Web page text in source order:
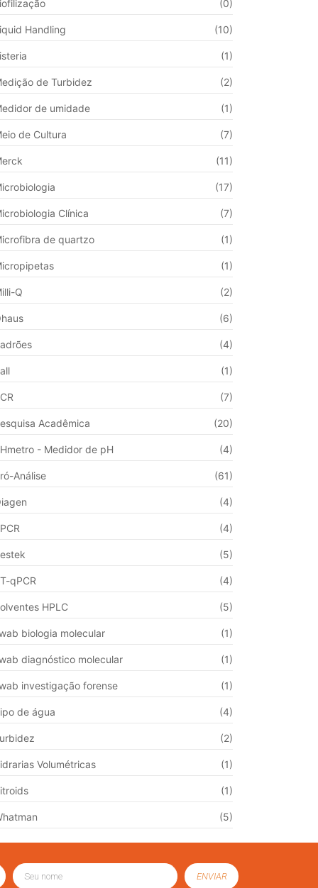
(0)
Handling (10)
(1)
de Turbidez (2)
de umidade (1)
de Cultura (7)
(11)
(17)
Clínica (7)
de quartzo (1)
(1)
Q (2)
(6)
(4)
(1)
(7)
Acadêmica (20)
- Medidor de pH (4)
Análise (61)
(4)
(4)
(5)
qPCR (4)
HPLC (5)
biologia molecular (1)
diagnóstico molecular (1)
investigação forense (1)
de água (4)
(2)
Volumétricas (1)
(1)
(5)
ENVIAR